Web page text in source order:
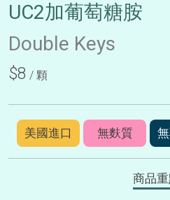
UC2加葡萄糖胺
Double Keys
$8 / 顆
美國進口 無麩質
商品